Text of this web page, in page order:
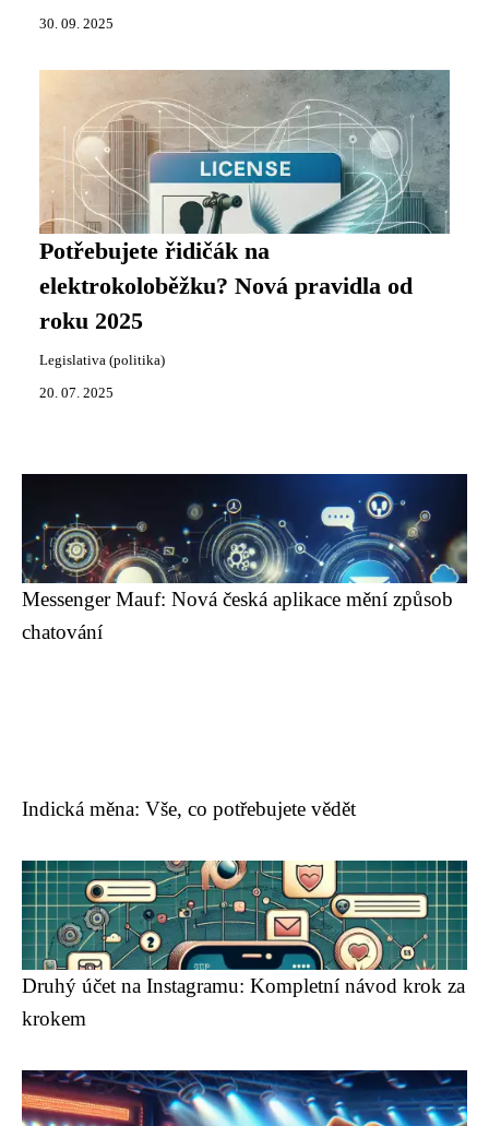
30. 09. 2025
Potřebujete řidičák na
elektrokoloběžku? Nová pravidla od
roku 2025
Legislativa (politika)
20. 07. 2025
Messenger Mauf: Nová česká aplikace mění způsob
chatování
Indická měna: Vše, co potřebujete vědět
Druhý účet na Instagramu: Kompletní návod krok za
krokem